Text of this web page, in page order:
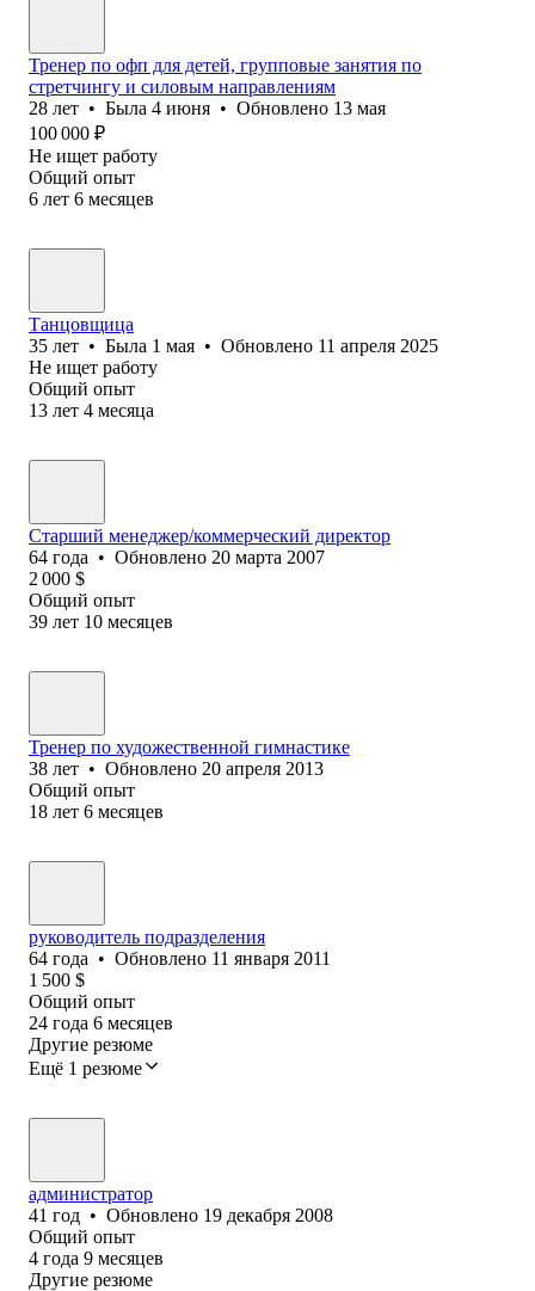
Тренер по офп для детей, групповые занятия по
стретчингу и силовым направлениям
28 лет • Была 4 июня • Обновлено 13 мая
100 000 ₽
Не ищет работу
Общий опыт
6 лет 6 месяцев
Танцовщица
35 лет • Была 1 мая • Обновлено 11 апреля 2025
Не ищет работу
Общий опыт
13 лет 4 месяца
Старший менеджер/коммерческий директор
64 года • Обновлено 20 марта 2007
2 000 $
Общий опыт
39 лет 10 месяцев
Тренер по художественной гимнастике
38 лет • Обновлено 20 апреля 2013
Общий опыт
18 лет 6 месяцев
руководитель подразделения
64 года • Обновлено 11 января 2011
1 500 $
Общий опыт
24 года 6 месяцев
Другие резюме
Ещё 1 резюме
администратор
41 год • Обновлено 19 декабря 2008
Общий опыт
4 года 9 месяцев
Другие резюме